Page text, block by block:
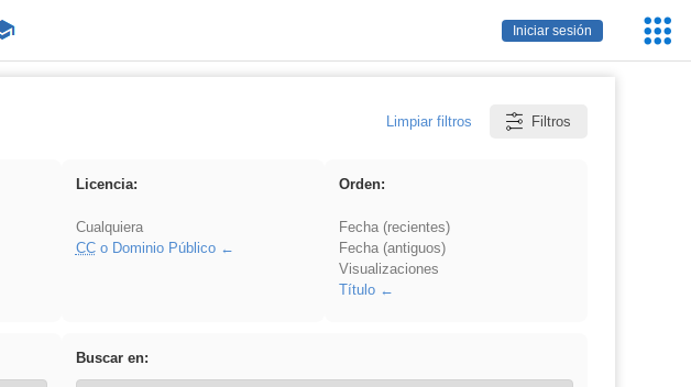
Iniciar sesión
Limpiar filtros Filtros
Licencia:
Cualquiera
CCo Dominio Público
Orden:
Fecha (recientes)
Fecha (antiguos)
Visualizaciones
Título
Buscar en: